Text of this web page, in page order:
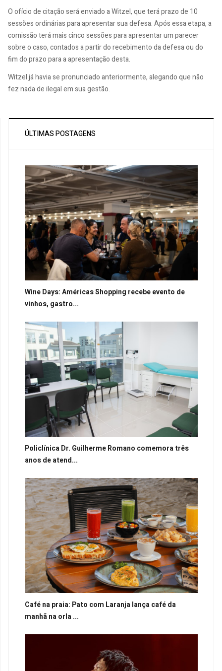
O ofício de citação será enviado a Witzel, que terá prazo de 10
sessões ordinárias para apresentar sua defesa. Após essa etapa, a
comissão terá mais cinco sessões para apresentar um parecer
sobre o caso, contados a partir do recebimento da defesa ou do
fim do prazo para a apresentação desta.
Witzel já havia se pronunciado anteriormente, alegando que não
fez nada de ilegal em sua gestão.
ÚLTIMAS POSTAGENS
Wine Days: Américas Shopping recebe evento de
vinhos, gastro...
Policlínica Dr. Guilherme Romano comemora três
anos de atend...
Café na praia: Pato com Laranja lança café da
manhã na orla ...